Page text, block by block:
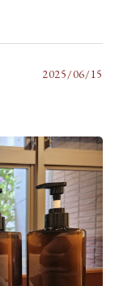
2025/06/15